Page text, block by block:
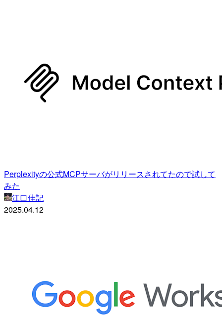
Perplexityの公式MCPサーバがリリースされてたので試して
みた
江口佳記
2025.04.12